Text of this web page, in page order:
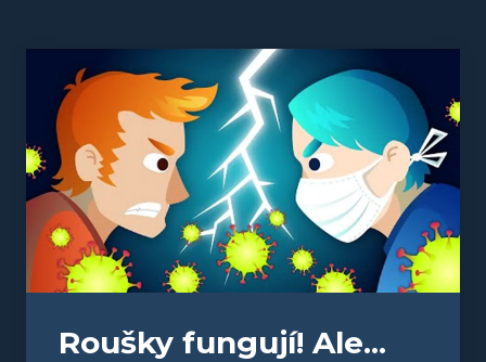
Roušky fungují! Ale...